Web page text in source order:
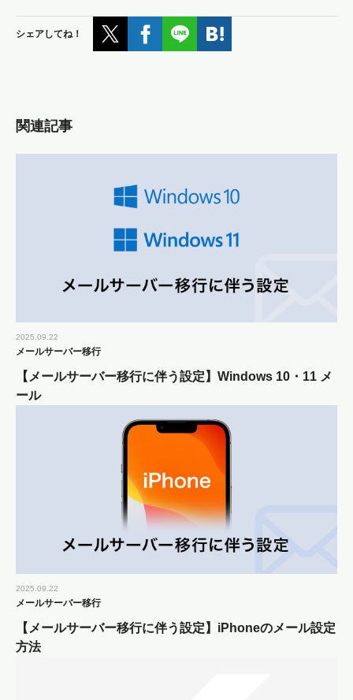
シェアしてね！
関連記事
2025.09.22
メールサーバー移行
【メールサーバー移行に伴う設定】Windows 10・11 メ
ール
2025.09.22
メールサーバー移行
【メールサーバー移行に伴う設定】iPhoneのメール設定
方法